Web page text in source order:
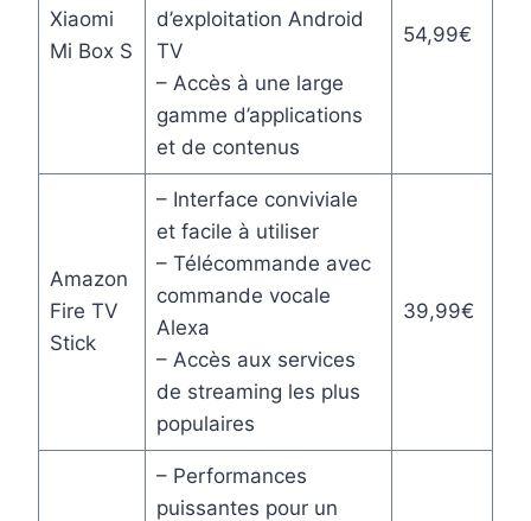
Xiaomi
Mi Box S
d’exploitation Android
TV
– Accès à une large
gamme d’applications
et de contenus
54,99€
Amazon
Fire TV
Stick
– Interface conviviale
et facile à utiliser
– Télécommande avec
commande vocale
Alexa
– Accès aux services
de streaming les plus
populaires
39,99€
– Performances
puissantes pour un